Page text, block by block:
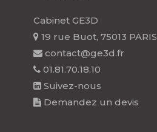
Cabinet GE3D
19 rue Buot, 75013 PARIS
contact@ge3d.fr
01.81.70.18.10
Suivez-nous
Demandez un devis